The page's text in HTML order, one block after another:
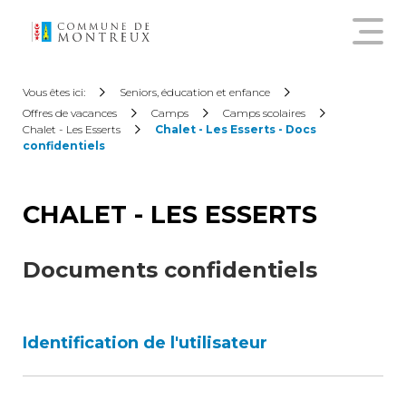
virtuel
un déménagement,
sur les abonnements annuels
Vous êtes ici:
Seniors, éducation et enfance
Offres de vacances
Camps
Camps scolaires
Chalet - Les Esserts
Chalet - Les Esserts - Docs
confidentiels
CHALET - LES ESSERTS
Documents confidentiels
Identification de l'utilisateur